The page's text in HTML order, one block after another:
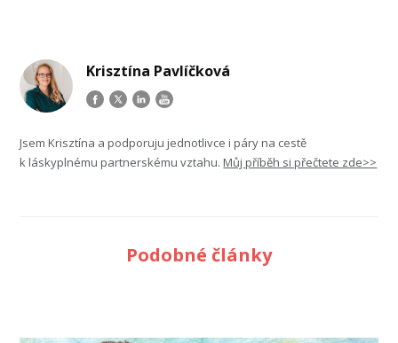
Krisztína Pavlíčková
Jsem Krisztína a podporuju jednotlivce i páry na cestě
k láskyplnému partnerskému vztahu.Můj příběh si přečtete zde>>
Podobné články